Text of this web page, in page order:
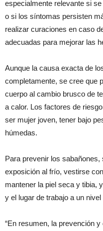
especialmente relevante si
o si los síntomas persisten
realizar curaciones en caso
adecuadas para mejorar las
Aunque la causa exacta de
completamente, se cree que
cuerpo al cambio brusco de
a calor. Los factores de
ser mujer joven, tener bajo
húmedas.
Para prevenir los
exposición al frío, vestirse
mantener la piel seca y tibia,
y el lugar de trabajo a un nivel
“En resumen, la prevención